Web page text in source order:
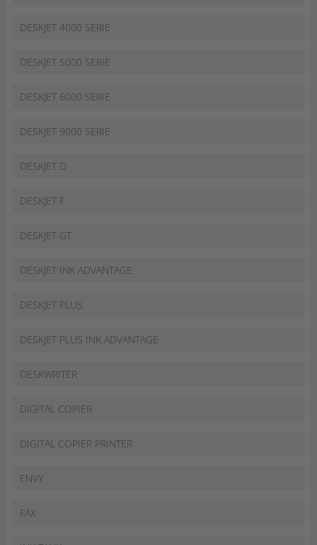
DESKJET 4000 SERIE
DESKJET 5000 SERIE
DESKJET 6000 SERIE
DESKJET 9000 SERIE
DESKJET D
DESKJET F
DESKJET GT
DESKJET INK ADVANTAGE
DESKJET PLUS
DESKJET PLUS INK ADVANTAGE
DESKWRITER
DIGITAL COPIER
DIGITAL COPIER PRINTER
ENVY
FAX